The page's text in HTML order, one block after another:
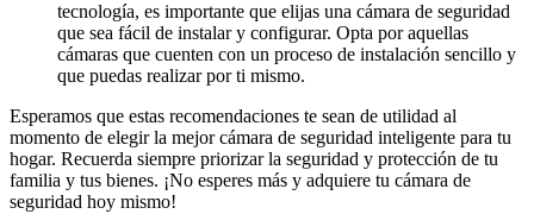
tecnología, es importante que elijas una cámara de seguridad
que sea fácil de instalar y configurar. Opta por aquellas
cámaras que cuenten con un proceso de instalación sencillo y
que puedas realizar por ti mismo.
Esperamos que estas recomendaciones te sean de utilidad al
momento de elegir la mejor cámara de seguridad inteligente para tu
hogar. Recuerda siempre priorizar la seguridad y protección de tu
familia y tus bienes. ¡No esperes más y adquiere tu cámara de
seguridad hoy mismo!